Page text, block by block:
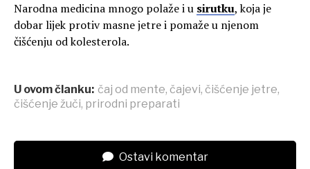
Narodna medicina mnogo polaže i u sirutku, koja je
dobar lijek protiv masne jetre i pomaže u njenom
čišćenju od kolesterola.
U ovom članku: čaj od mente, čajevi, čišćenje jetre,
čišćenje žuči, prirodni preparati
Ostavi komentar